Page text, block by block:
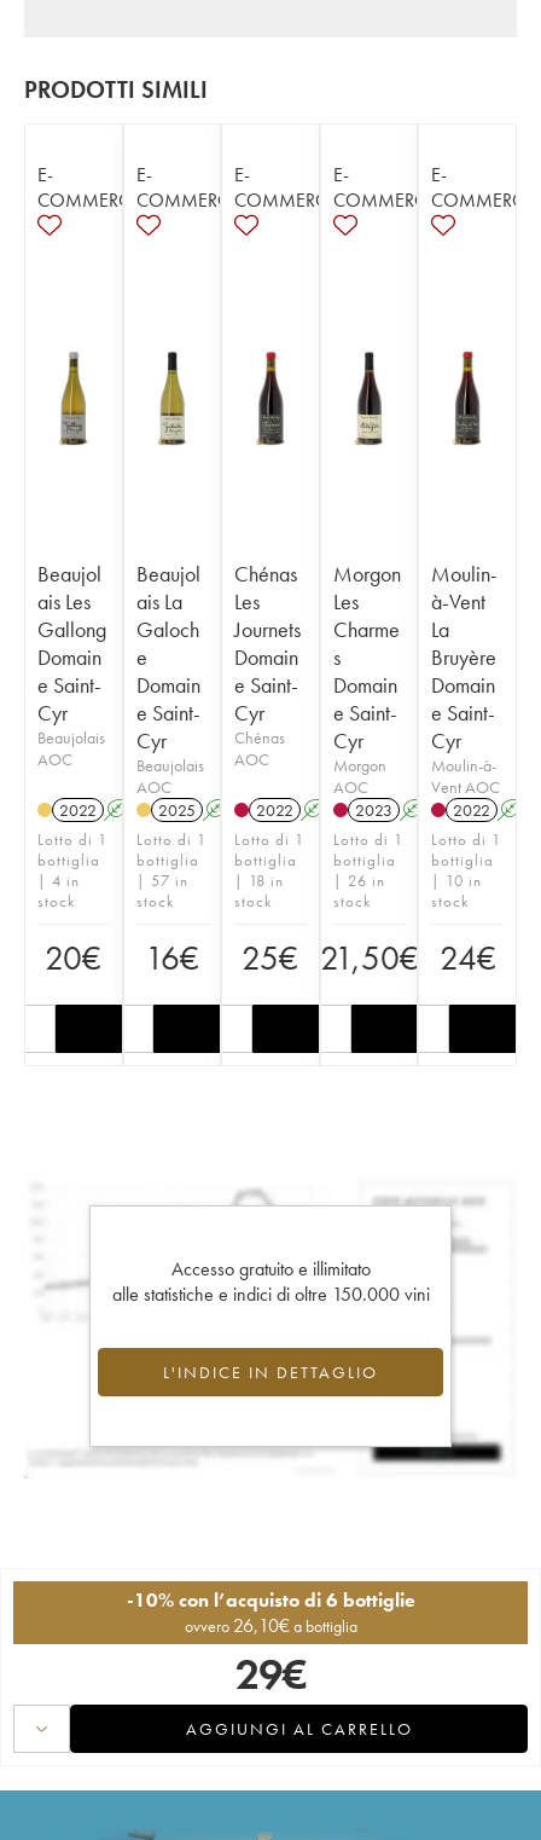
PRODOTTI SIMILI
E-
COMMERCE
Beaujol
ais Les
Gallong
Domain
e Saint-
Cyr
Beaujolais
AOC
2022 A
Lotto di 1
bottiglia
| 4 in
stock
20€
E-
COMMERCE
Beaujol
ais La
Galoch
e
Domain
e Saint-
Cyr
Beaujolais
AOC
2025 A
Lotto di 1
bottiglia
| 57 in
stock
16€
E-
COMMERCE
Chénas
Les
Journets
Domain
e Saint-
Cyr
Chénas
AOC
2022 A
Lotto di 1
bottiglia
| 18 in
stock
25€
E-
COMMERCE
Morgon
Les
Charme
s
Domain
e Saint-
Cyr
Morgon
AOC
2023 A
Lotto di 1
bottiglia
| 26 in
stock
21,50€
E-
COMMERCE
Moulin-
à-Vent
La
Bruyère
Domain
e Saint-
Cyr
Moulin-à-
Vent AOC
2022 A
Lotto di 1
bottiglia
| 10 in
stock
24€
Accesso gratuito e illimitato
alle statistiche e indici di oltre 150.000 vini
L'INDICE IN DETTAGLIO
-10% con l’acquisto di 6 bottiglie
ovvero 26,10€a bottiglia
29€
AGGIUNGI AL CARRELLO